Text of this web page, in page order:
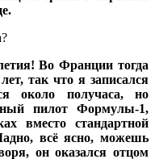
Во Франции тогда
так что я записался
около получаса, но
пилот Формулы-1,
вместо стандартной
всё ясно, можешь
он оказался отцом